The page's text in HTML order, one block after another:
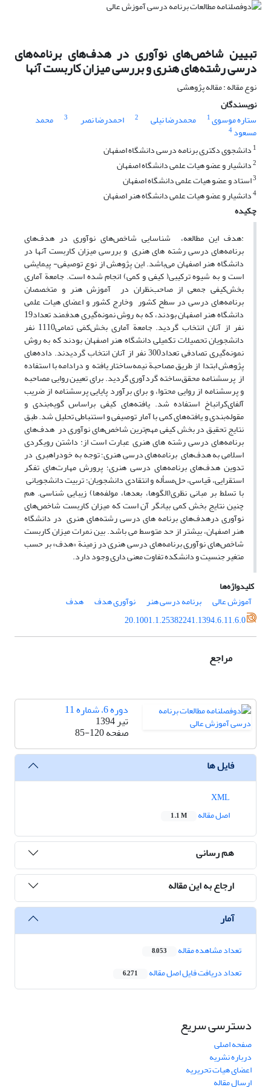
تبیین شاخص‌های نوآوری در هدف‌های برنامه‌های
درسی رشته‌های هنری و بررسی میزان کاربست آنها
نوع مقاله : مقاله پژوهشی
نویسندگان
ستاره موسوی1 محمدرضا نیلی 2 احمدرضا نصر 3 محمد
مسعود4
1 دانشجوی دکتری برنامه درسی دانشگاه اصفهان
2دانشیار و عضو هیات علمی دانشگاه اصفهان
3استاد و عضو هیات علمی دانشگاه اصفهان
4دانشیار و عضو هیات علمی دانشگاه هنر اصفهان
چکیده
:هدف این مطالعه، شناسایی شاخص‌های نوآوری در هدف‌های
برنامه‌های درسی رشته های هنری و بررسی میزان کاربست آنها در
دانشگاه هنر اصفهان می‌باشد. این پژوهش از نوع توصیفی- پیمایشی
است و به شیوه ترکیبی( کیفی و کمی) انجام شده است. جامعة آماری
بخش‌کیفی جمعی از صاحب‌نظران در آموزش هنر و متخصصان
برنامه‌های درسی در سطح کشور وخارج کشور و اعضای هیات علمی
دانشگاه هنر اصفهان بودند، که به روش نمونه‌گیری هدفمند تعداد‌19
نفر از آنان انتخاب گردید. جامعة آماری بخش‌کمَی تمامی‌1110 نفر
دانشجویان تحصیلات تکمیلی دانشگاه هنر اصفهان بودند که به روش
نمونه‌گیری تصادفی تعداد‌300 نفر از آنان انتخاب گردیدند. داده‌های
پژوهش ابتدا از طریق مصاحبة نیمه‌ساختار یافته و در‌ادامه با استفاده
از پرسشنامه محقق‌ساخته گردآوری گردید. برای تعیین روایی مصاحبه
و پرسشنامه از روایی محتوا، و برای برآورد پایایی پرسشنامه از ضریب
آلفای‌کرانباخ استفاده شد. یافته‌های کیفی براساس گویه‌بندی و
مقوله‌بندی و یافته‌های کمی با آمار توصیفی و استنباطی تحلیل شد. طبق
نتایج تحقیق در بخش کیفی مهم‌ترین شاخص‌های نوآوری در هدف‌های
برنامه‌های درسی رشته های هنری عبارت است از: داشتن رویکردی
اسلامی به هدف‌های برنامه‌های درسی هنری؛ توجه به خود‌راهبری در
تدوین هدف‌های برنامه‌های درسی هنری؛ پرورش مهارت‌های تفکر
استقرایی، قیاسی، حل‌مسأله و انتقادی دانشجویان؛ تربیت دانشجویانی
با تسلط بر مبانی نظری(الگوها، بعدها، مولفه‌ها) زیبایی شناسی. هم
چنین نتایج بخش کمی بیانگر آن است که میزان کاربست شاخص‌های
نوآوری درهدف‌های برنامه های درسی رشته‌های هنری در دانشگاه
هنر اصفهان، بیشتر از حد متوسط می باشد. بین نمرات میزان کاربست
شاخص‌های نوآوری برنامه‌های درسی هنری در زمینة «هدف» بر حسب
متغیر جنسیت و دانشکده تفاوت معنی داری وجود دارد.
کلیدواژه‌ها
آموزش ­عالی
برنامه ­درسی هنر نوآوری هدف
هدف
20.1001.1.25382241.1394.6.11.6.0
مراجع
دوره 6، شماره 11
تیر 1394
صفحه85-120
فایل ها
اصل مقاله
1.1 M
هم رسانی
ارجاع به این مقاله
آمار
تعداد مشاهده مقاله 8,053
تعداد دریافت فایل اصل مقاله 6,271
دسترسی سریع
صفحه اصلی
درباره نشریه
اعضای هیات تحریریه
ارسال مقاله